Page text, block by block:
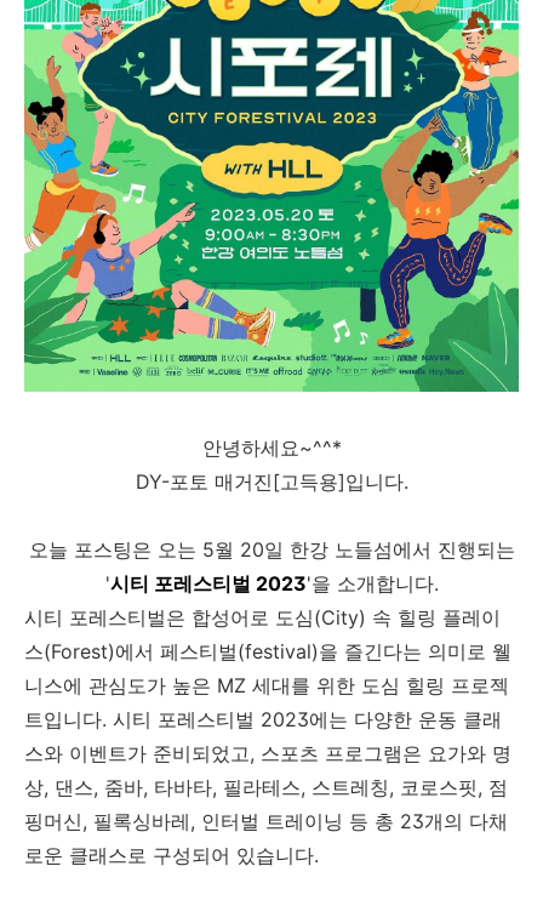
안녕하세요~^^*
DY-포토 매거진[고득용]입니다.
오늘 포스팅은 오는 5월 20일 한강 노들섬에서 진행되는
'시티 포레스티벌 2023'을 소개합니다.
시티 포레스티벌은 합성어로 도심(City) 속 힐링 플레이
스(Forest)에서 페스티벌(festival)을 즐긴다는 의미로 웰
니스에 관심도가 높은 MZ 세대를 위한 도심 힐링 프로젝
트입니다. 시티 포레스티벌 2023에는 다양한 운동 클래
스와 이벤트가 준비되었고, 스포츠 프로그램은 요가와 명
상, 댄스, 줌바, 타바타, 필라테스, 스트레칭, 코로스핏, 점
핑머신, 필록싱바레, 인터벌 트레이닝 등 총 23개의 다채
로운 클래스로 구성되어 있습니다.